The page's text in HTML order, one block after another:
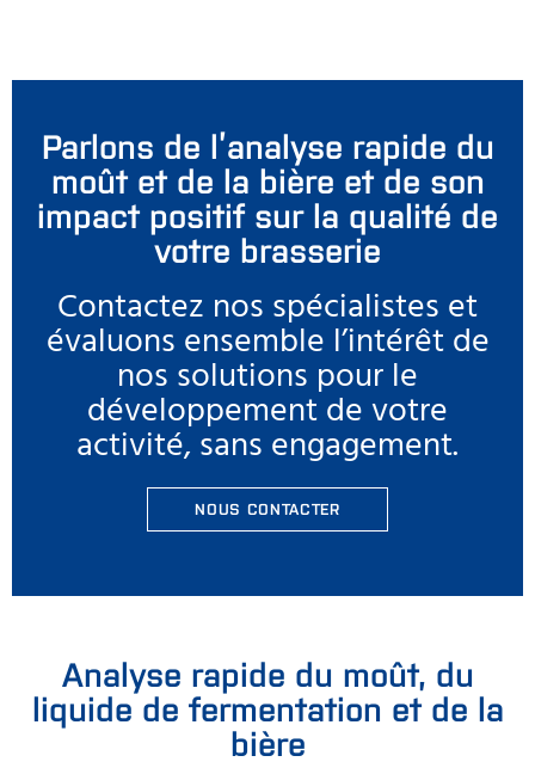
Parlons de l’analyse rapide du
moût et de la bière et de son
impact positif sur la qualité de
votre brasserie
Contactez nos spécialistes et
évaluons ensemble l’intérêt de
nos solutions pour le
développement de votre
activité, sans engagement.
NOUS CONTACTER
Analyse rapide du moût, du
liquide de fermentation et de la
bière